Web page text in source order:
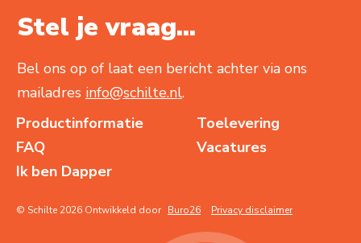
Stel je vraag...
Bel ons op of laat een bericht achter via ons
mailadres info@schilte.nl.
Productinformatie
Toelevering
FAQ
Vacatures
Ik ben Dapper
© Schilte 2026 Ontwikkeld door Buro26 Privacy disclaimer